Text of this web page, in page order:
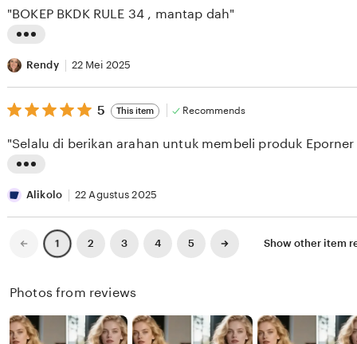
e
b
y
A
E
E
E
n
r
e
v
e
b
y
I
X
5
stars
i
s
t
n
r
e
b
"BOKEP BKDK RULE 34 , mantap dah"
Rendy 22 Mei 2025
5
out
5
stars
5 This item Recommends
i
s
r
"Selalu di berikan arahan untuk membeli produk Eporner
Alikolo 22 Agustus 2025
Previous
page
1 2 3 4 5
Next
page
Show other item
Photos from reviews